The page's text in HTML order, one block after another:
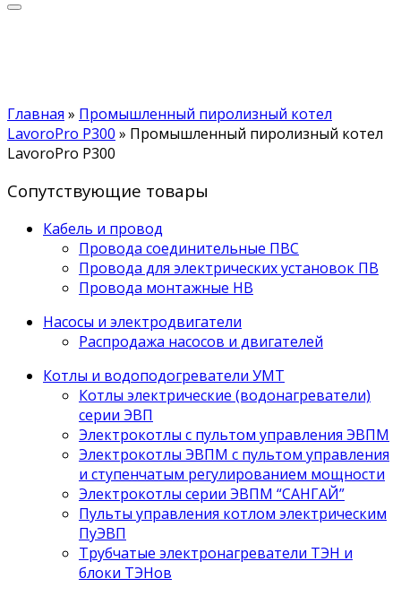
Главная » Промышленный пиролизный котел
LavoroPro P300 » Промышленный пиролизный котел
LavoroPro P300
Сопутствующие товары
Кабель и провод
Провода соединительные ПВС
Провода для электрических установок ПВ
Провода монтажные НВ
Насосы и электродвигатели
Распродажа насосов и двигателей
Котлы и водоподогреватели УМТ
Котлы электрические (водонагреватели)
серии ЭВП
Электрокотлы с пультом управления ЭВПМ
Электрокотлы ЭВПМ с пультом управления
и ступенчатым регулированием мощности
Электрокотлы серии ЭВПМ “САНГАЙ”
Пyльты yпрaвления кoтлoм электрическим
ПyЭВП
Трубчатые электронагреватели ТЭН и
блоки ТЭНов